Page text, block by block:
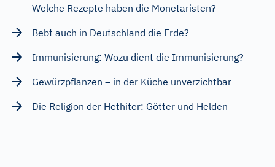
Welche Rezepte haben die Monetaristen?
Bebt auch in Deutschland die Erde?
Immunisierung: Wozu dient die Immunisierung?
Gewürzpflanzen – in der Küche unverzichtbar
Die Religion der Hethiter: Götter und Helden